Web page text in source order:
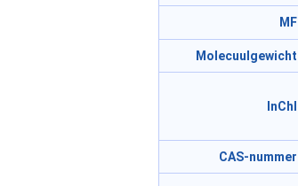
MF
Molecuulgewicht
InChI
CAS-nummer